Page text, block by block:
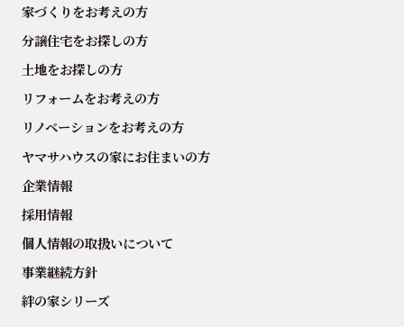
家づくりをお考えの方
分譲住宅をお探しの方
土地をお探しの方
リフォームをお考えの方
リノベーションをお考えの方
ヤマサハウスの家にお住まいの方
企業情報
採用情報
個人情報の取扱いについて
事業継続方針
絆の家シリーズ